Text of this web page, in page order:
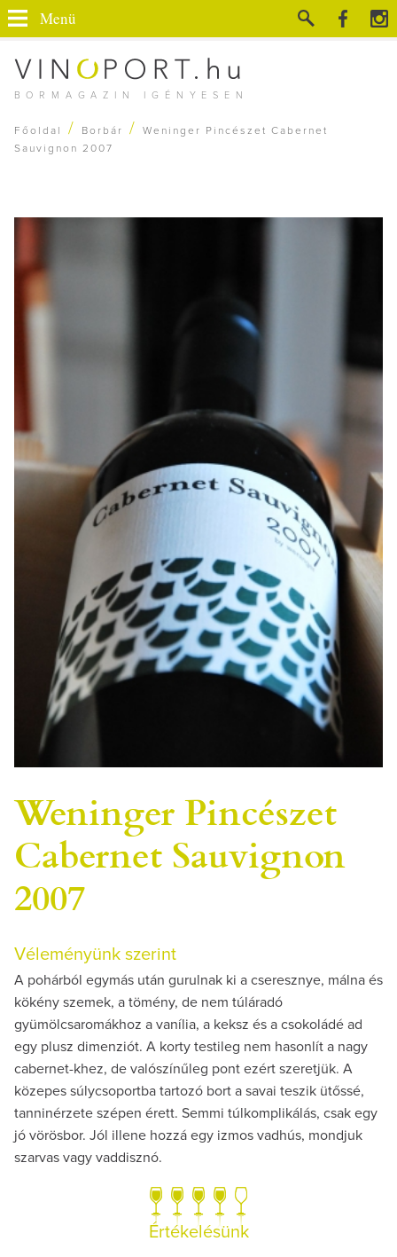
BORMAGAZIN IGÉNYESEN
Menü
Főoldal / Borbár /
Weninger Pincészet Cabernet
Sauvignon 2007
Weninger Pincészet
Cabernet Sauvignon
2007
Véleményünk szerint
A pohárból egymás után gurulnak ki a cseresznye, málna és
kökény szemek, a tömény, de nem túláradó
gyümölcsaromákhoz a vanília, a keksz és a csokoládé ad
egy plusz dimenziót. A korty testileg nem hasonlít a nagy
cabernet-khez, de valószínűleg pont ezért szeretjük. A
közepes súlycsoportba tartozó bort a savai teszik ütőssé,
tanninérzete szépen érett. Semmi túlkomplikálás, csak egy
jó vörösbor. Jól illene hozzá egy izmos vadhús, mondjuk
szarvas vagy vaddisznó.
Értékelésünk